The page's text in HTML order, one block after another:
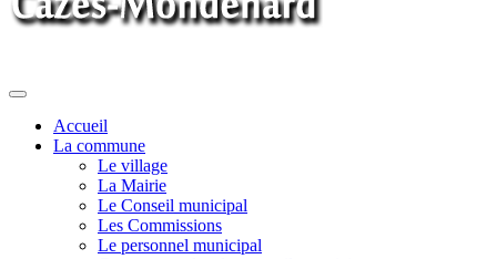
Toggle
navigationAccueil
La commune
Le village
La Mairie
Le Conseil municipal
Les Commissions
Le personnel municipal